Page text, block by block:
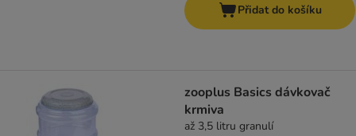
Přidat do košíku
zooplus Basics dávkovač
krmiva
až 3,5 litru granulí